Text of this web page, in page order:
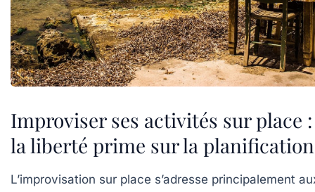
Improviser ses activités sur place
la liberté prime sur la planification
L’improvisation sur place s’adresse principalement